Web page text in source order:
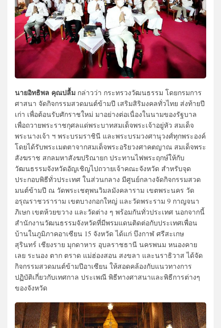
นายอิทธิพล คุณปลื้ม กล่าวว่า กระทรวงวัฒนธรรม โดยกรมการ
ศาสนา จัดกิจกรรมสวดมนต์ข้ามปี เสริมสิริมงคลทั่วไทย ส่งท้ายปี
เก่า เพื่อต้อนรับศักราชใหม่ มาอย่างต่อเนื่องในนามของรัฐบาล
เพื่อถวายพระราชกุศลแด่พระบาทสมเด็จพระเจ้าอยู่หัว สมเด็จ
พระนางเจ้า ฯ พระบรมราชินี และพระบรมวงศานุวงศ์ทุกพระองค์
โดยได้รับพระเมตตาจากสมเด็จพระอริยวงศาคตญาณ สมเด็จพระ
สังฆราช สกลมหาสังฆปริณายก ประทานไฟพระฤกษ์ให้กับ
วัฒนธรรมจังหวัดอัญเชิญไปถวายเจ้าคณะจังหวัด สำหรับจุด
ประกอบพิธีทั่วประเทศ ในส่วนกลาง มีศูนย์กลางจัดกิจกรรมสวด
มนต์ข้ามปี ณ วัดพระเชตุพนวิมลมังคลาราม เขตพระนคร วัด
อรุณราชวราราม เขตบางกอกใหญ่ และวัดพระราม 9 กาญจนา
ภิเษก เขตห้วยขวาง และวัดต่าง ๆ พร้อมกันทั่วประเทศ นอกจากนี้
สำนักงานวัฒนธรรมจังหวัดที่มีพรมแดนติดต่อกับประเทศเพื่อน
บ้านในภูมิภาคอาเซียน 15 จังหวัด ได้แก่ บึงกาฬ ศรีสะเกษ
สุรินทร์ เชียงราย มุกดาหาร อุบลราชธานี นครพนม หนองคาย
เลย ระนอง ตาก ตราด แม่ฮ่องสอน สงขลา และนราธิวาส ได้จัด
กิจกรรมสวดมนต์ข้ามปีอาเซียน ให้สอดคล้องกับแนวทางการ
ปฏิบัติเกี่ยวกับเทศกาล ประเพณี พิธีทางศาสนาและพิธีการต่างๆ
ของจังหวัด